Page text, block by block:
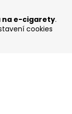
na e-cigarety.
cookies